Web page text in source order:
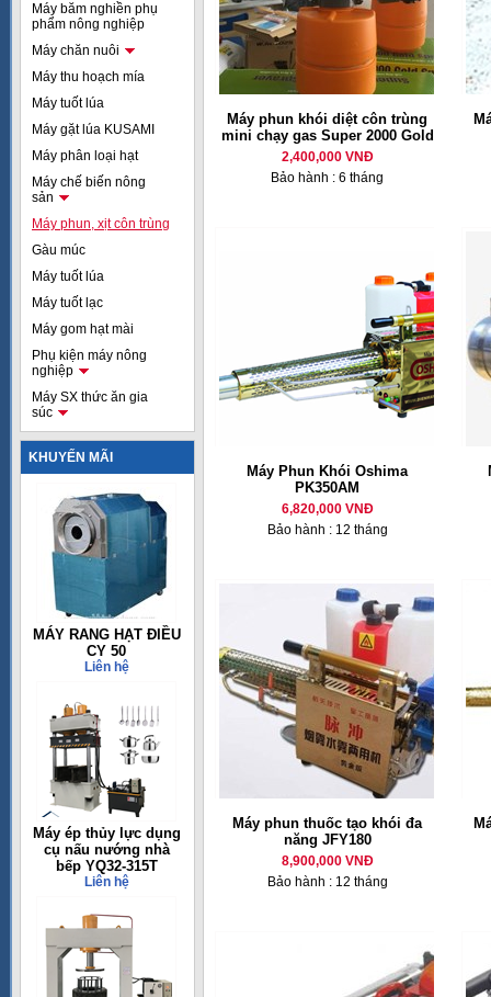
Máy băm nghiền phụ
phẩm nông nghiệp
Máy chăn nuôi
Máy thu hoạch mía
Máy tuốt lúa
Máy gặt lúa KUSAMI
Máy phân loại hạt
Máy chế biến nông
sản
Máy phun, xịt côn trùng
Gàu múc
Máy tuốt lúa
Máy tuốt lạc
Máy gom hạt mài
Phụ kiện máy nông
nghiệp
Máy SX thức ăn gia
súc
KHUYẾN MÃI
MÁY RANG HẠT ĐIỀU
CY 50
Liên hệ
Máy ép thủy lực dụng
cụ nấu nướng nhà
bếp YQ32-315T
Liên hệ
Máy phun khói diệt côn trùng
mini chạy gas Super 2000 Gold
2,400,000 VNĐ
Bảo hành : 6 tháng
Máy Phun Khói Oshima
PK350AM
6,820,000 VNĐ
Bảo hành : 12 tháng
Máy phun thuốc tạo khói đa
năng JFY180
8,900,000 VNĐ
Bảo hành : 12 tháng